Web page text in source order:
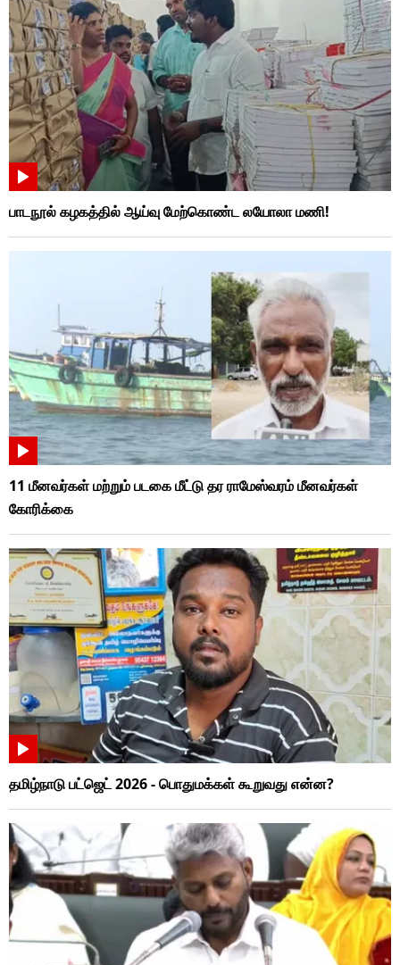
பாடநூல் கழகத்தில் ஆய்வு மேற்கொண்ட லயோலா மணி!
11 மீனவர்கள் மற்றும் படகை மீட்டு தர ராமேஸ்வரம் மீனவர்கள்
கோரிக்கை
தமிழ்நாடு பட்ஜெட் 2026 - பொதுமக்கள் கூறுவது என்ன?